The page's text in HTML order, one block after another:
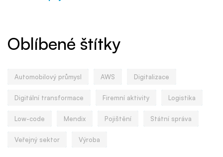
Oblíbené štítky
Automobilový průmysl AWS Digitalizace
Digitální transformace Firemní aktivity Logistika
Low-code Mendix Pojištění Státní správa
Veřejný sektor Výroba